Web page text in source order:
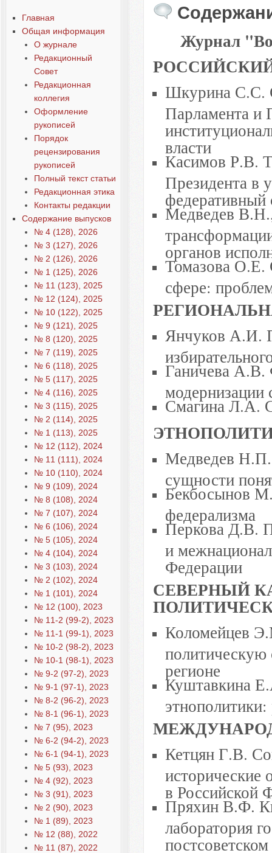
Главная
Общая информация
О журнале
Редакционный
Совет
Редакционная
коллегия
Оформление
рукописей
Порядок
рецензирования
рукописей
Полный текст статьи
Редакционная этика
Контакты редакции
Содержание выпусков
№ 4 (128), 2026
№ 3 (127), 2026
№ 2 (126), 2026
№ 1 (125), 2026
№ 11 (123), 2025
№ 12 (124), 2025
№ 10 (122), 2025
№ 9 (121), 2025
№ 8 (120), 2025
№ 7 (119), 2025
№ 6 (118), 2025
№ 5 (117), 2025
№ 4 (116), 2025
№ 3 (115), 2025
№ 2 (114), 2025
№ 1 (113), 2025
№ 12 (112), 2024
№ 11 (111), 2024
№ 10 (110), 2024
№ 9 (109), 2024
№ 8 (108), 2024
№ 7 (107), 2024
№ 6 (106), 2024
№ 5 (105), 2024
№ 4 (104), 2024
№ 3 (103), 2024
№ 2 (102), 2024
№ 1 (101), 2024
№ 12 (100), 2023
№ 11-2 (99-2), 2023
№ 11-1 (99-1), 2023
№ 10-2 (98-2), 2023
№ 10-1 (98-1), 2023
№ 9-2 (97-2), 2023
№ 9-1 (97-1), 2023
№ 8-2 (96-2), 2023
№ 8-1 (96-1), 2023
№ 7 (95), 2023
№ 6-2 (94-2), 2023
№ 6-1 (94-1), 2023
№ 5 (93), 2023
№ 4 (92), 2023
№ 3 (91), 2023
№ 2 (90), 2023
№ 1 (89), 2023
№ 12 (88), 2022
№ 11 (87), 2022
Журнал
Шкурина С.С.
Парламента и
власти
Касимов Р.В.
Президента в
федеративный
Медведев
органов
Томазова О.Е.
сфере:
Янчуков А.И.
Ганичева А.В.
модернизации
Смагина Л.А.
Медведев Н.П.
сущности
Бекбосынов
федерализма
Перкова Д.В.
и
Федерации
СЕВЕРНЫЙ
Коломейцев
политическую
регионе
Куштавкина
этнополитики:
Кетцян Г.В.
исторические
в Российской
Пряхин В.Ф.
лаборатория